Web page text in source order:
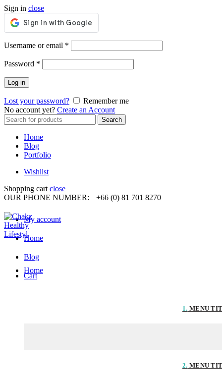
Sign in close
Username or email *
Password *
Log in
Lost your password?
Remember me
No account yet? Create an Account
Search
for:
Search
Home
Blog
Portfolio
Wishlist
Shopping cart close
OUR PHONE NUMBER:
+66 (0) 81 701 8270
My account
Home
Blog
Cart
Home
1. MENU
2. MENU